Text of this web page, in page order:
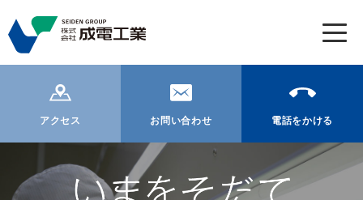
t
n
アクセス お問い合わせ 電話をかける